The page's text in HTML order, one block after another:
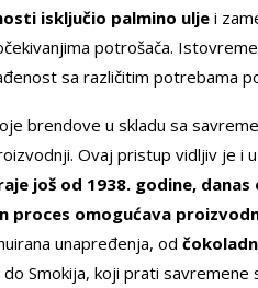
isključio palmino ulje i
potrošača.
sa različitim potrebama
brendove u skladu sa
Ovaj pristup vidljiv je i
još od 1938. godine,
omogućava
unapređenja, od
do Smokija, koji prati